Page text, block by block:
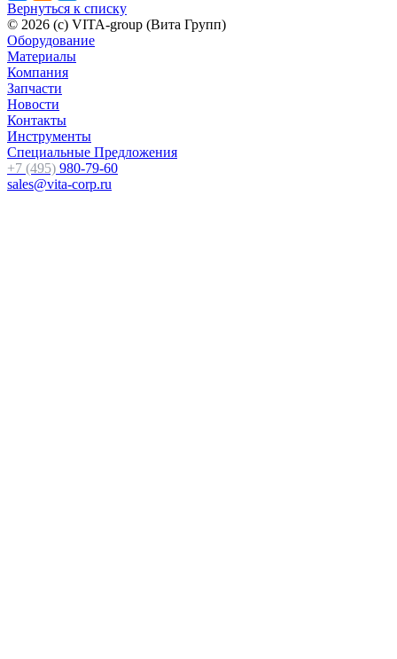
Вернуться к списку
© 2026 (c) VITA-group (Вита Групп)
Оборудование
Материалы
Компания
Запчасти
Новости
Контакты
Инструменты
Специальные Предложения
+7 (495) 980-79-60
sales@vita-corp.ru